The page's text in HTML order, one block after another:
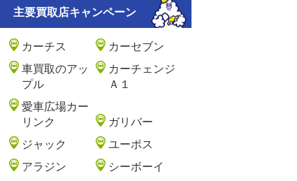
主要買取店キャンペーン
カーチス
カーセブン
車買取のアッ
プル
カーチェンジ
Ａ１
愛車広場カー
リンク
ガリバー
ジャック
ユーポス
アラジン
シーボーイ